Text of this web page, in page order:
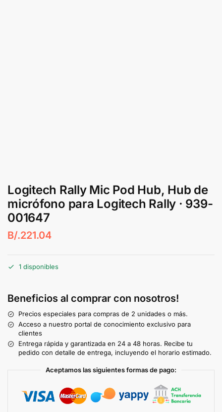
Logitech Rally Mic Pod Hub, Hub de
micrófono para Logitech Rally · 939-
001647
B/.221.04
1 disponibles
Beneficios al comprar con nosotros!
Precios especiales para compras de 2 unidades o más.
Acceso a nuestro portal de conocimiento exclusivo para
clientes
Entrega rápida y garantizada en 24 a 48 horas. Recibe tu
pedido con detalle de entrega, incluyendo el horario estimado.
Aceptamos las siguientes formas de pago: